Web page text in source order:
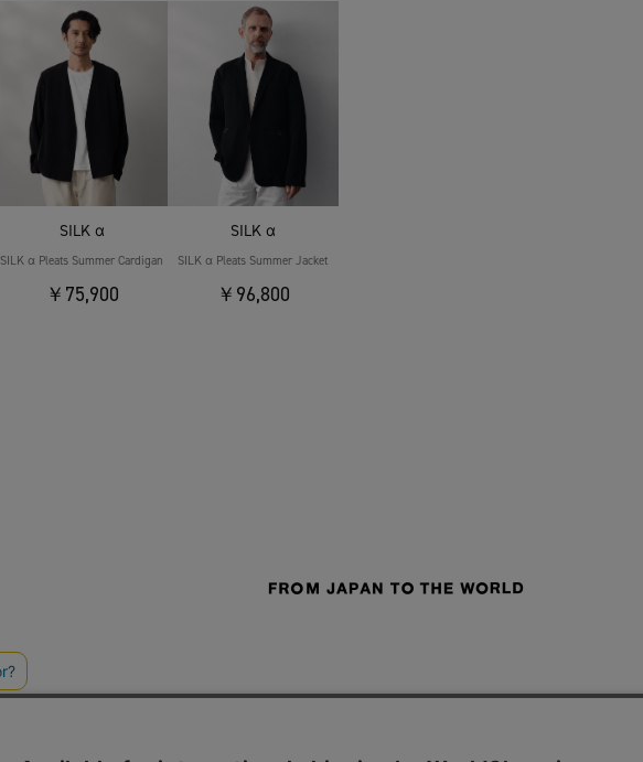
SILK α
SILK α Pleats Summer Cardigan
￥75,900
SILK α
SILK α Pleats Summer Jacket
￥96,800